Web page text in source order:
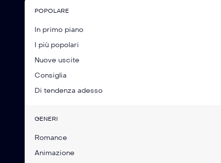
POPOLARE
In primo piano
I più popolari
Nuove uscite
Consiglia
Di tendenza adesso
GENERI
Romance
Animazione